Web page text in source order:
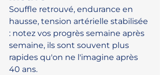
Souffle retrouvé, endurance en
hausse, tension artérielle stabilisée
: notez vos progrès semaine après
semaine, ils sont souvent plus
rapides qu'on ne l'imagine après
40 ans.